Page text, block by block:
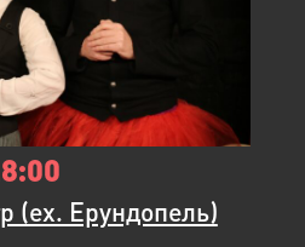
(ex. Ерундопель)